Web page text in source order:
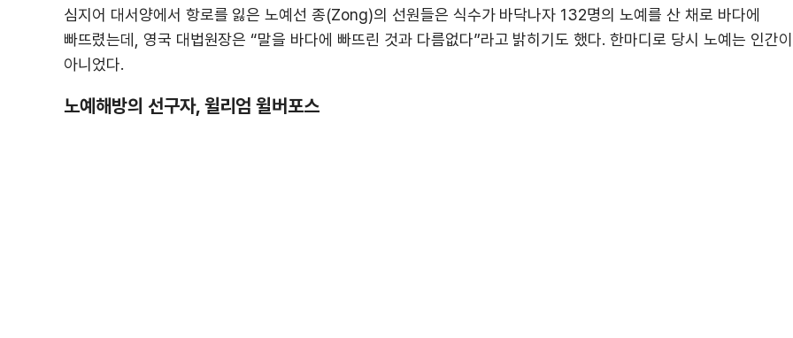
심지어 대서양에서 항로를 잃은 노예선 종(Zong)의 선원들은 식수가 바닥나자 132명의 노예를 산 채로 바다에
빠뜨렸는데, 영국 대법원장은 “말을 바다에 빠뜨린 것과 다름없다”라고 밝히기도 했다. 한마디로 당시 노예는 인간이
아니었다.
노예해방의 선구자, 윌리엄 윌버포스